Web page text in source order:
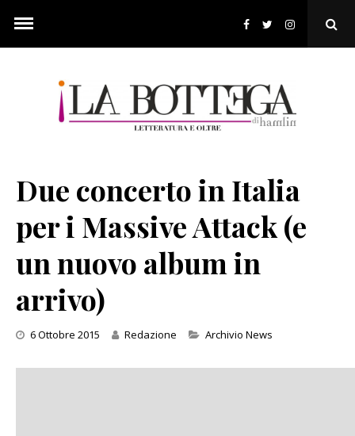
content
Due concerto in Italia
per i Massive Attack (e
un nuovo album in
arrivo)
6 Ottobre 2015 Redazione Categories
Archivio News